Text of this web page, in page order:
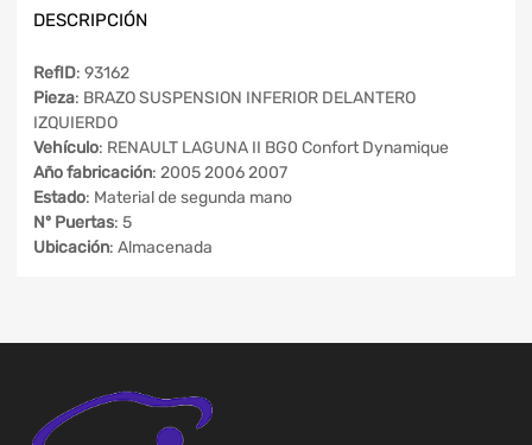
DESCRIPCIÓN
RefID: 93162
Pieza: BRAZO SUSPENSION INFERIOR DELANTERO
IZQUIERDO
Vehículo: RENAULT LAGUNA II BG0 Confort Dynamique
Año fabricación: 2005 2006 2007
Estado: Material de segunda mano
Nº Puertas: 5
Ubicación: Almacenada